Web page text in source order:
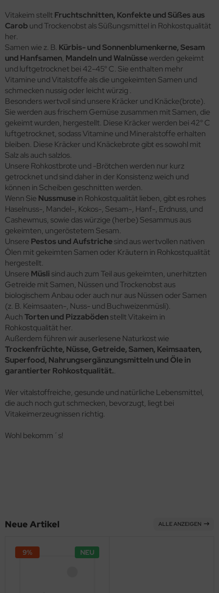
Vitakeim stelltFruchtschnitten, Konfekte und Süßes aus
Carobund Trockenobst als Süßungsmittel in Rohkostqualität
her.
Samen wie z. B. Kürbis- und Sonnenblumenkerne, Sesam
und Hanfsamen, Mandeln und Walnüssewerden gekeimt
und luftgetrocknet bei 42-45° C. Sie enthalten mehr
Vitamine und Vitalstoffe als die ungekeimten Samen und
schmecken nussig oder leicht würzig .
Besonders wertvoll sind unsere Kräcker und Knäcke(brote).
Sie werden aus frischem Gemüse zusammen mit Samen, die
gekeimt wurden, hergestellt. Diese Kräcker werden bei 42° C
luftgetrocknet, sodass Vitamine und Mineralstoffe erhalten
bleiben. Diese Kräcker und Knäckebrote gibt es sowohl mit
Salz als auch salzlos.
Unsere Rohkostbrote und -Brötchen werden nur kurz
getrocknet und sind daher in der Konsistenz weich und
können in Scheiben geschnitten werden.
Wenn Sie Nussmusein Rohkostqualität lieben, gibt es rohes
Haselnuss-, Mandel-, Kokos-, Sesam-, Hanf-, Erdnuss, und
Cashewmus, sowie das würzige (herbe) Sesammus aus
gekeimten, ungeröstetem Sesam.
Unsere Pestos und Aufstrichesind aus wertvollen nativen
Ölen mit gekeimten Samen oder Kräutern in Rohkostqualität
hergestellt.
Unsere Müslisind auch zum Teil aus gekeimten, unerhitzten
Getreide mit Samen, Nüssen und Trockenobst aus
biologischem Anbau oder auch nur aus Nüssen oder Samen
(z. B. Keimsaaten-, Nuss- und Buchweizenmüsli).
AuchTorten und Pizzabödenstellt Vitakeim in
Rohkostqualität her.
Außerdem führen wir auserlesene Naturkost wie
Trockenfrüchte, Nüsse, Getreide, Samen, Keimsaaten,
Superfood, Nahrungsergänzungsmitteln und Öle in
garantierter Rohkostqualität..
Wer vitalstoffreiche, gesunde und natürliche Lebensmittel,
die auch noch gut schmecken, bevorzugt, liegt bei
Vitakeimerzeugnissen richtig.
Wohl bekomm´s!
Neue Artikel ALLE ANZEIGEN
NEU
9%